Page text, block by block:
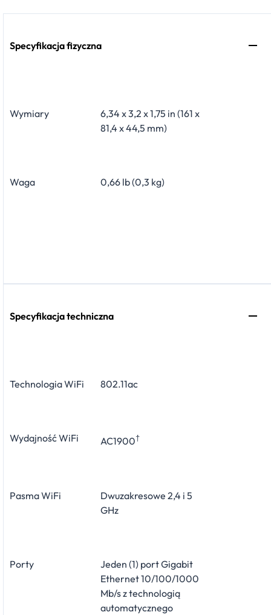
Specyfikacja fizyczna
Wymiary
6,34 x 3,2 x 1,75 in (161 x
81,4 x 44,5 mm)
Waga 0,66 lb (0,3 kg)
Specyfikacja techniczna
Technologia WiFi 802.11ac
Wydajność WiFi AC1900†
Pasma WiFi
Dwuzakresowe 2,4 i 5
GHz
Porty
Jeden (1) port Gigabit
Ethernet 10/100/1000
Mb/s z technologią
automatycznego